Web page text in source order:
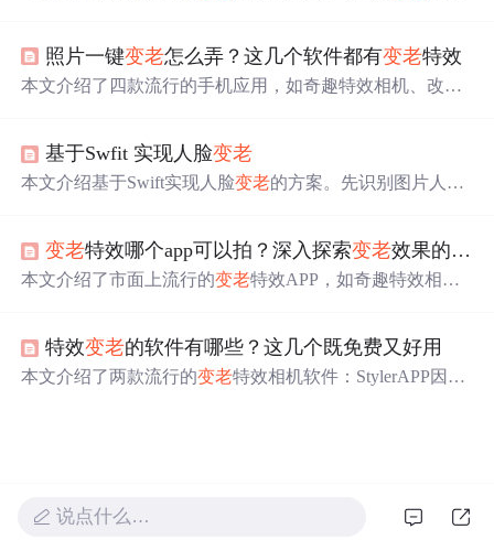
提供趣味性的变年轻效果。用户可以轻松下载并尝试，观
察不同年龄阶段的自己，感受时间的魔力。
照片一键变老怎么弄？这几个软件都有变老特效
本文介绍了四款流行的手机应用，如奇趣特效相机、改图
效果，为用户带来创意和娱乐的乐趣，体验时光流转的感
觉。,
基于Swfit 实现人脸变老
本文介绍基于Swift实现人脸变老的方案。先识别图片人脸
OpenGL渲染纹理，采用柔光混合模式。该方案优点是不受
肤色等因素影响，拓展性高，但变老效果离真实有差距。
变老特效哪个app可以拍？深入探索变老效果的应用
本文介绍了市面上流行的变老特效APP，如奇趣特效相
意丰富的优点。
特效变老的软件有哪些？这几个既免费又好用
本文介绍了两款流行的变老特效相机软件：StylerAPP因其
说点什么…